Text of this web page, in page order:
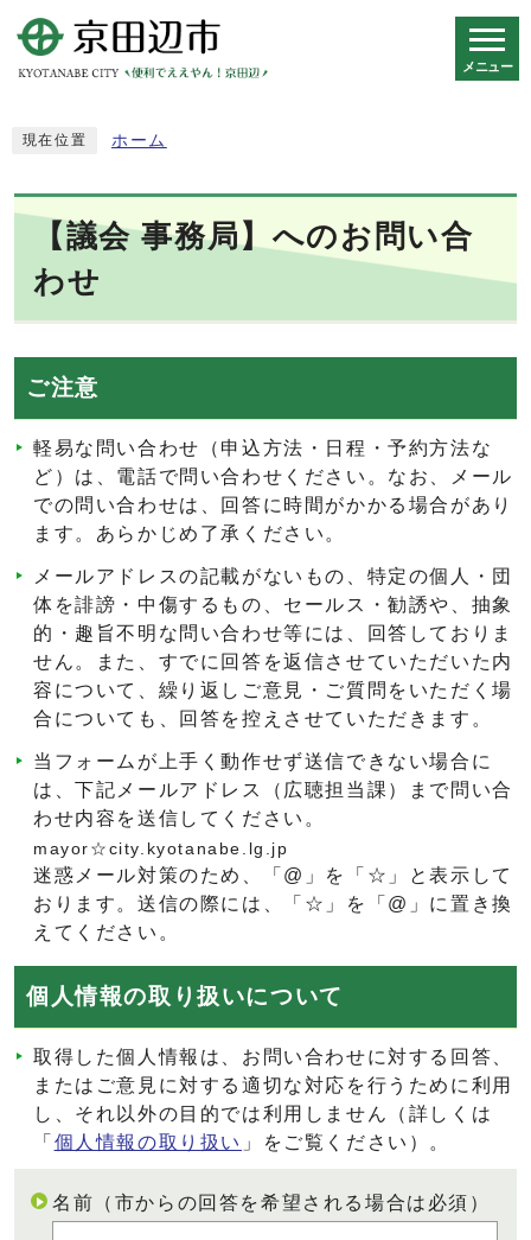
メニュー
現在位置 ホーム
【議会 事務局】へのお問い合
わせ
ご注意
軽易な問い合わせ（申込方法・日程・予約方法な
ど）は、電話で問い合わせください。なお、メール
での問い合わせは、回答に時間がかかる場合があり
ます。あらかじめ了承ください。
メールアドレスの記載がないもの、特定の個人・団
体を誹謗・中傷するもの、セールス・勧誘や、抽象
的・趣旨不明な問い合わせ等には、回答しておりま
せん。また、すでに回答を返信させていただいた内
容について、繰り返しご意見・ご質問をいただく場
合についても、回答を控えさせていただきます。
当フォームが上手く動作せず送信できない場合に
は、下記メールアドレス（広聴担当課）まで問い合
わせ内容を送信してください。
mayor☆city.kyotanabe.lg.jp
迷惑メール対策のため、「@」を「☆」と表示して
おります。送信の際には、「☆」を「@」に置き換
えてください。
個人情報の取り扱いについて
取得した個人情報は、お問い合わせに対する回答、
またはご意見に対する適切な対応を行うために利用
し、それ以外の目的では利用しません（詳しくは
「 個人情報の取り扱い 」をご覧ください）。
名前（市からの回答を希望される場合は必須）